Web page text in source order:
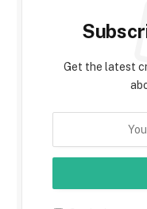
Get the latest